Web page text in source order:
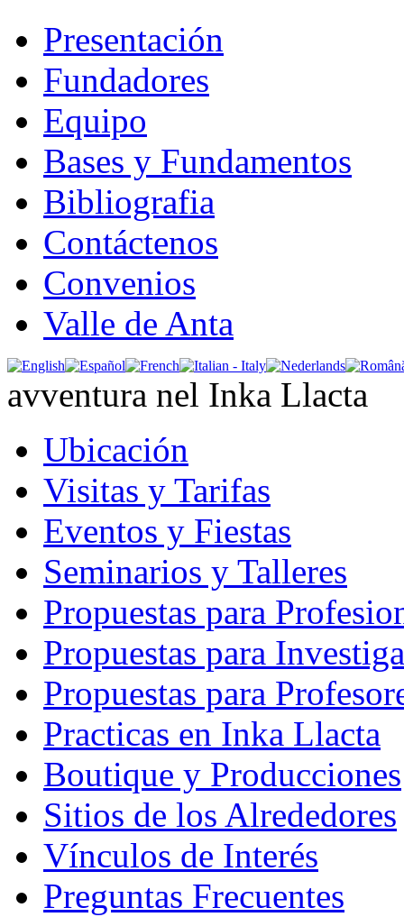
Presentación
Fundadores
Equipo
Bases y Fundamentos
Bibliografia
Contáctenos
Convenios
Valle de Anta
avventura nel Inka Llacta
Ubicación
Visitas y Tarifas
Eventos y Fiestas
Seminarios y Talleres
Propuestas para
Propuestas para
Propuestas para
Practicas en Inka Llacta
Boutique y Producciones
Sitios de los Alrededores
Vínculos de Interés
Preguntas Frecuentes